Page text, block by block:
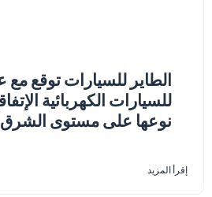
الطاير للسيارات توقع مع
للسيارات الكهربائية
نوعها على مستوى
إقرأ المزيد